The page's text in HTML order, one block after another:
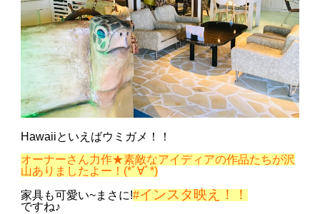
Hawaiiといえばウミガメ！！
オーナーさん力作★素敵なアイディアの作品たちが沢
山ありましたよー！(*ﾟ∀ﾟ*)
家具も可愛い~まさに!#インスタ映え！！
ですね♪